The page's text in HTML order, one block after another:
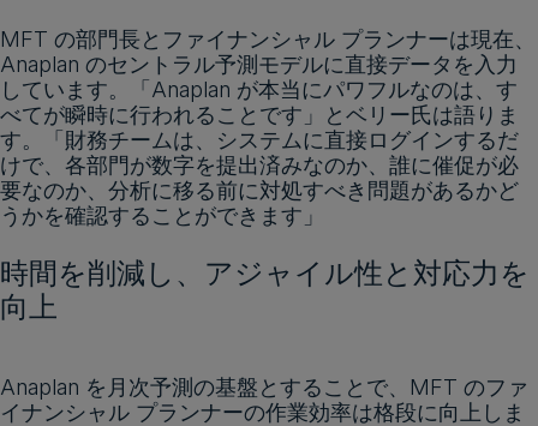
MFT の部門長とファイナンシャル プランナーは現在、
Anaplan のセントラル予測モデルに直接データを入力
しています。「Anaplan が本当にパワフルなのは、す
べてが瞬時に行われることです」とベリー氏は語りま
す。「財務チームは、システムに直接ログインするだ
けで、各部門が数字を提出済みなのか、誰に催促が必
要なのか、分析に移る前に対処すべき問題があるかど
うかを確認することができます」
時間を削減し、アジャイル性と対応力を
向上
Anaplan を月次予測の基盤とすることで、MFT のファ
イナンシャル プランナーの作業効率は格段に向上しま